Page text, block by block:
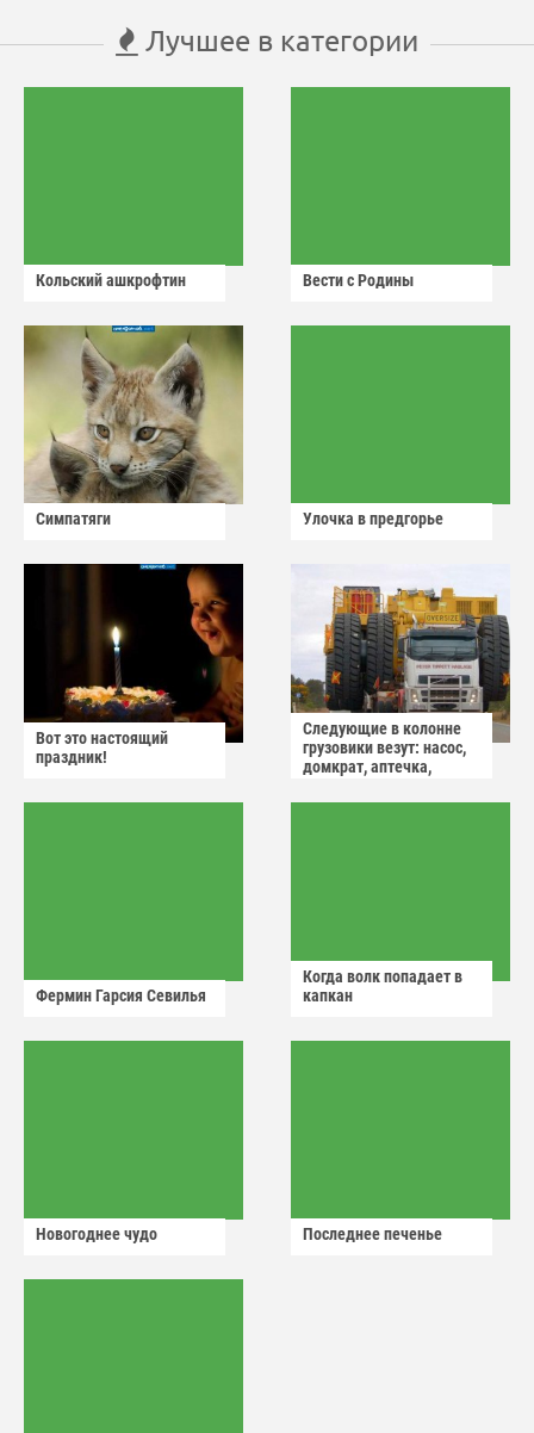
Лучшее в категории
Кольский ашкрофтин Вести с Родины
Симпатяги Улочка в предгорье
Вот это настоящий
праздник!
Следующие в колонне
грузовики везут: насос,
домкрат, аптечка,
Фермин Гарсия Севилья
Когда волк попадает в
капкан
Новогоднее чудо Последнее печенье